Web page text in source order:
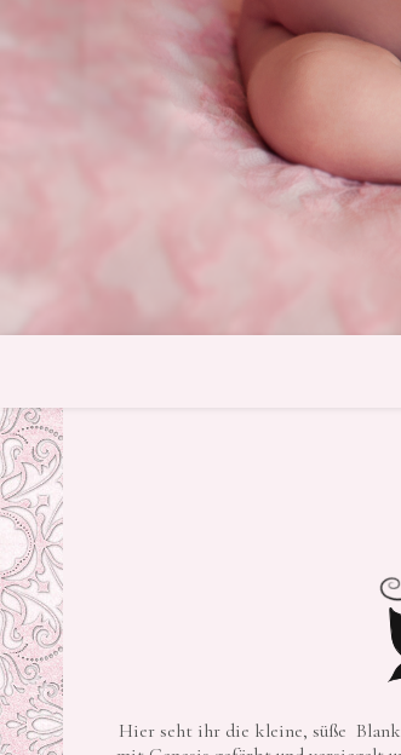
Hier seht ihr die kleine, süße